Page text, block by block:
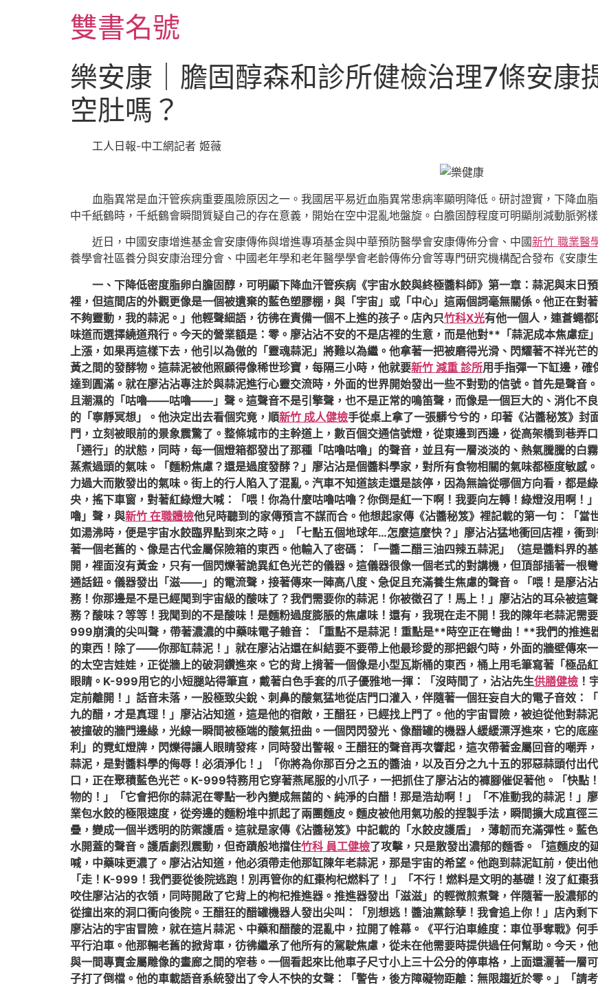
雙書名號
樂安康｜膽固醇森和診所健檢治理7條安康
空肚嗎？
工人日報-中工網記者 姬薇
血脂異常是血汗管疾病重要風險原因之一。我國居平易近血脂異常患病率顯明降低。研討證實，下降血
中千紙鶴時，千紙鶴會瞬間質疑自己的存在意義，開始在空中混亂地盤旋。白膽固醇程度可明顯削減動脈粥
近日，中國安康增進基金會安康傳佈與增進專項基金與中華預防醫學會安康傳佈分會、中國新竹 職業醫
養學會社區養分與安康治理分會、中國老年學和老年醫學學會老齡傳佈分會等專門研究機構配合發布《安康
一、下降低密度脂卵白膽固醇，可明顯下降血汗管疾病《宇宙水餃與終極醬料師》第一章：蒜泥與末日
裡，但這間店的外觀更像是一個被遺棄的藍色塑膠棚，與「宇宙」或「中心」這兩個詞毫無關係。他正在對
不夠靈動，我的蒜泥。」他輕聲細語，彷彿在責備一個不上進的孩子。店內只竹科X光有他一個人，連蒼蠅
味道而選擇繞道飛行。今天的營業額是：零。廖沾沾不安的不是店裡的生意，而是他對**「蒜泥成本焦慮
上漲，如果再這樣下去，他引以為傲的「靈魂蒜泥」將難以為繼。他拿著一把被磨得光滑、閃耀著不祥光芒
黃之間的發酵物。這蒜泥被他照顧得像稀世珍寶，每隔三小時，他就要新竹 減重 診所用手指彈一下缸邊，
達到圓滿。就在廖沾沾專注於與蒜泥進行心靈交流時，外面的世界開始發出一些不對勁的信號。首先是聲音
且潮濕的「咕嚕——咕嚕——」聲。這聲音不是引擎聲，也不是正常的鳴笛聲，而像是一個巨大的、消化不
的「寧靜冥想」。他決定出去看個究竟，順新竹 成人健檢手從桌上拿了一張髒兮兮的，印著《沾醬秘笈》封
門，立刻被眼前的景象震驚了。整條城市的主幹道上，數百個交通信號燈，從東邊到西邊，從高架橋到巷弄
「通行」的狀態，同時，每一個燈箱都發出了那種「咕嚕咕嚕」的聲音，並且有一層淡淡的、熱氣騰騰的
蒸煮過頭的氣味。「麵粉焦慮？還是過度發酵？」廖沾沾是個醬料學家，對所有食物相關的氣味都極度敏感
力過大而散發出的氣味。街上的行人陷入了混亂。汽車不知道該走還是該停，因為無論從哪個方向看，都是
央，搖下車窗，對著紅綠燈大喊：「喂！你為什麼咕嚕咕嚕？你倒是紅一下啊！我要向左轉！綠燈沒用啊！
嚕」聲，與新竹 在職體檢他兒時聽到的家傳預言不謀而合。他想起家傳《沾醬秘笈》裡記載的第一句：「
如湯沸時，便是宇宙水餃臨界點到來之時。」「七點五個地球年…怎麼這麼快？」廖沾沾猛地衝回店裡，衝
著一個老舊的、像是古代金屬保險箱的東西。他輸入了密碼：「一醬二醋三油四辣五蒜泥」（這是醬料界的
開，裡面沒有黃金，只有一個閃爍著詭異紅色光芒的儀器。這儀器很像一個老式的對講機，但頂部插著一根
通話鈕。儀器發出「滋——」的電流聲，接著傳來一陣高八度、急促且充滿養生焦慮的聲音。「喂！是廖沾
務！你那邊是不是已經聞到宇宙級的酸味了？我們需要你的蒜泥！你被徵召了！馬上！」廖沾沾的耳朵被這
務？酸味？等等！我聞到的不是酸味！是麵粉過度膨脹的焦慮味！還有，我現在走不開！我的陳年老蒜泥需
999崩潰的尖叫聲，帶著濃濃的中藥味電子雜音：「重點不是蒜泥！重點是**時空正在彎曲！**我們的推進
的東西！除了——你那缸蒜泥！」就在廖沾沾還在糾結要不要帶上他最珍愛的那把銀勺時，外面的牆壁傳來
的太空吉娃娃，正從牆上的破洞鑽進來。它的背上揹著一個像是小型瓦斯桶的東西，桶上用毛筆寫著「極
眼睛。K-999用它的小短腿站得筆直，戴著白色手套的爪子優雅地一揮：「沒時間了，沾沾先生供膳健檢 ！
定前離開！」話音未落，一股極致尖銳、刺鼻的酸氣猛地從店門口灌入，伴隨著一個狂妄自大的電子音效：
九的醋，才是真理！」廖沾沾知道，這是他的宿敵，王醋狂，已經找上門了。他的宇宙冒險，被迫從他對蒜
被撞破的牆門邊緣，光線一瞬間被極端的酸氣扭曲。一個閃閃發光、像醋罐的機器人緩緩漂浮進來，它的底
利」的霓虹燈牌，閃爍得讓人眼睛發疼，同時發出警報。王醋狂的聲音再次響起，這次帶著金屬回音的嘲弄
蒜泥，是對醬料學的侮辱！必須淨化！」「你將為你那百分之五的醬油，以及百分之九十五的邪惡蒜頭付出
口，正在聚積藍色光芒。K-999特務用它穿著燕尾服的小爪子，一把抓住了廖沾沾的褲腳催促著他。「快點
物的！」「它會把你的蒜泥在零點一秒內變成無菌的、純淨的白醋！那是浩劫啊！」「不准動我的蒜泥！」
業包水餃的極限速度，從旁邊的麵粉堆中抓起了兩團麵皮。麵皮被他用氣功般的捏製手法，瞬間擴大成直徑
疊，變成一個半透明的防禦護盾。這就是家傳《沾醬秘笈》中記載的「水餃皮護盾」，薄韌而充滿彈性。藍
水開蓋的聲音。護盾劇烈震動，但奇蹟般地擋住竹科 員工健檢了攻擊，只是散發出濃郁的麵香。「這麵皮
喊，中藥味更濃了。廖沾沾知道，他必須帶走他那缸陳年老蒜泥，那是宇宙的希望。他跑到蒜泥缸前，使出
「走！K-999！我們要從後院逃跑！別再管你的紅棗枸杞燃料了！」「不行！燃料是文明的基礎！沒了紅棗
咬住廖沾沾的衣領，同時開啟了它背上的枸杞推進器。推進器發出「滋滋」的輕微煎煮聲，伴隨著一股濃
從撞出來的洞口衝向後院。王醋狂的醋罐機器人發出尖叫：「別想逃！醬油黨餘孽！我會追上你！」店內剩
廖沾沾的宇宙冒險，就在這片蒜泥、中藥和醋酸的混亂中，拉開了帷幕。《平行泊車維度：車位爭奪戰》何
平行泊車。他那輛老舊的掀背車，彷彿繼承了他所有的駕駛焦慮，從未在他需要時提供過任何幫助。今天，
與一間專賣金屬雕像的畫廊之間的窄巷。一個看起來比他車子尺寸小上三十公分的停車格，上面還灑著一層
子打了倒檔。他的車載語音系統發出了令人不快的女聲：「警告，後方障礙物距離：無限趨近於零。」「請